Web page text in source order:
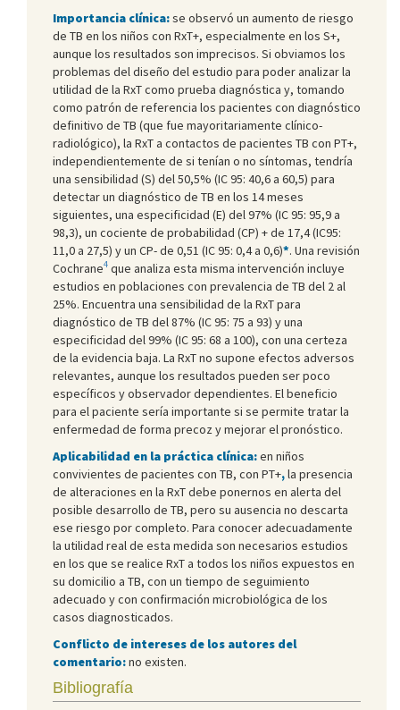
Importancia clínica:se observó un aumento de riesgo
de TB en los niños con RxT+, especialmente en los S+,
aunque los resultados son imprecisos. Si obviamos los
problemas del diseño del estudio para poder analizar la
utilidad de la RxT como prueba diagnóstica y, tomando
como patrón de referencia los pacientes con diagnóstico
definitivo de TB (que fue mayoritariamente clínico-
radiológico), la RxT a contactos de pacientes TB con PT+,
independientemente de si tenían o no síntomas, tendría
una sensibilidad (S) del 50,5% (IC 95: 40,6 a 60,5) para
detectar un diagnóstico de TB en los 14 meses
siguientes, una especificidad (E) del 97% (IC 95: 95,9 a
98,3), un cociente de probabilidad (CP) + de 17,4 (IC95:
11,0 a 27,5) y un CP- de 0,51 (IC 95: 0,4 a 0,6)*. Una revisión
Cochrane4 que analiza esta misma intervención incluye
estudios en poblaciones con prevalencia de TB del 2 al
25%. Encuentra una sensibilidad de la RxT para
diagnóstico de TB del 87% (IC 95: 75 a 93) y una
especificidad del 99% (IC 95: 68 a 100), con una certeza
de la evidencia baja. La RxT no supone efectos adversos
relevantes, aunque los resultados pueden ser poco
específicos y observador dependientes. El beneficio
para el paciente sería importante si se permite tratar la
enfermedad de forma precoz y mejorar el pronóstico.
Aplicabilidad en la práctica clínica:en niños
convivientes de pacientes con TB, con PT+,la presencia
de alteraciones en la RxT debe ponernos en alerta del
posible desarrollo de TB, pero su ausencia no descarta
ese riesgo por completo. Para conocer adecuadamente
la utilidad real de esta medida son necesarios estudios
en los que se realice RxT a todos los niños expuestos en
su domicilio a TB, con un tiempo de seguimiento
adecuado y con confirmación microbiológica de los
casos diagnosticados.
Conflicto de intereses de los autores del
comentario:no existen.
Bibliografía